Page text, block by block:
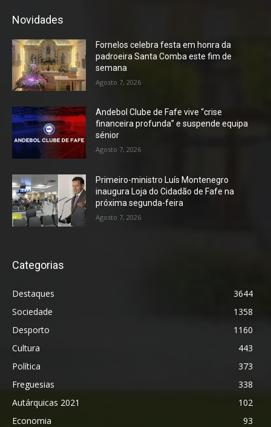
Novidades
Fornelos celebra festa em honra da
padroeira Santa Comba este fim de
semana
Agosto 7, 2026
Andebol Clube de Fafe vive “crise
financeira profunda” e suspende equipa
sénior
Agosto 7, 2026
Primeiro-ministro Luís Montenegro
inaugura Loja do Cidadão de Fafe na
próxima segunda-feira
Agosto 7, 2026
Categorias
Destaques
3644
Sociedade
1358
Desporto
1160
Cultura
443
Política
373
Freguesias
338
Autárquicas 2021
102
Economia
93